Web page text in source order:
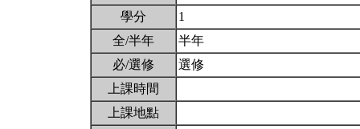
學分
1
全/半年
半年
必/選修
選修
上課時間
上課地點